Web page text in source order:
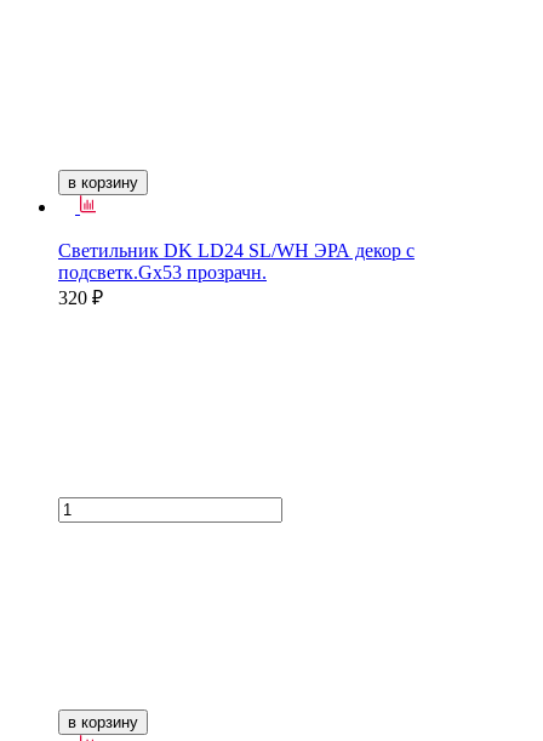
в корзину
Светильник DK LD24 SL/WH ЭРА декор с
подсветк.Gх53 прозрачн.
320 ₽
в корзину